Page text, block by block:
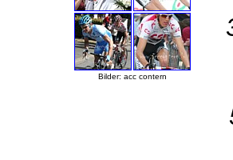
Bilder: acc contern